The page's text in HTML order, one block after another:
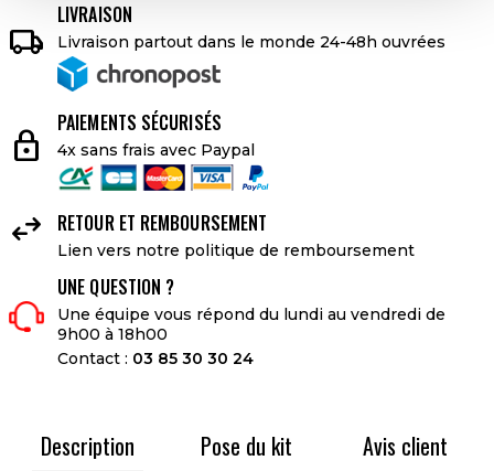

LIVRAISON
Livraison partout dans le monde 24-48h ouvrées
lock
PAIEMENTS SÉCURISÉS
4x sans frais avec Paypal
 RETOUR ET REMBOURSEMENT
Lien vers notre politique de remboursement
UNE QUESTION ?
Une équipe vous répond du lundi au vendredi de
9h00 à 18h00
Contact : 03 85 30 30 24
Description Pose du kit Avis client